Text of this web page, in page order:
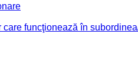
funcţionează în